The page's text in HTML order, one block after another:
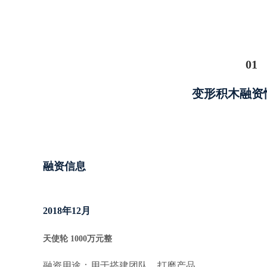
01
变形积木融资
融资信息
2018年12月
天使轮 1000万元整